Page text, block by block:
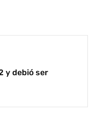
y debió ser